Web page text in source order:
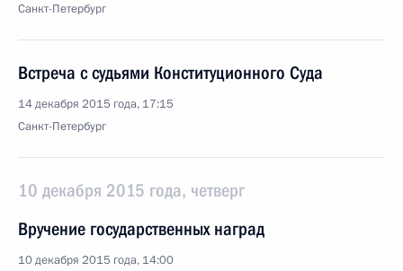
Санкт-Петербург
Встреча с судьями Конституционного Суда
14 декабря 2015 года, 17:15
Санкт-Петербург
10 декабря 2015 года, четверг
Вручение государственных наград
10 декабря 2015 года, 14:00